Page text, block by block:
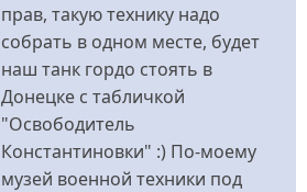
прав, такую технику надо
собрать в одном месте, будет
наш танк гордо стоять в
Донецке с табличкой
"Освободитель
Константиновки" :) По-моему
музей военной техники под